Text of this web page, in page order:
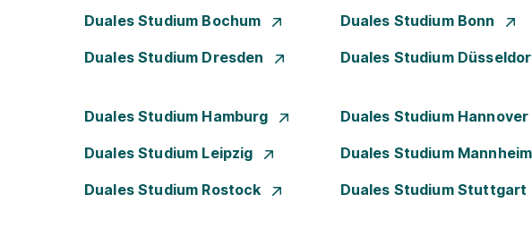
Duales Studium Bochum Duales Studium Bonn
Duales Studium Dresden Duales Studium
Duales Studium Hamburg Duales Studium Hannover
Duales Studium Leipzig Duales Studium Mannheim
Duales Studium Rostock Duales Studium Stuttgart